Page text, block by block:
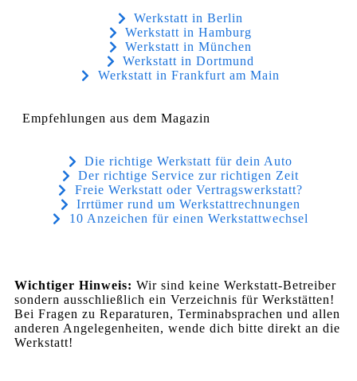
Werkstatt in Berlin
Werkstatt in Hamburg
Werkstatt in München
Werkstatt in Dortmund
Werkstatt in Frankfurt am Main
Empfehlungen aus dem Magazin
Die richtige Werkstatt für dein Auto
Der richtige Service zur richtigen Zeit
Freie Werkstatt oder Vertragswerkstatt?
Irrtümer rund um Werkstattrechnungen
10 Anzeichen für einen Werkstattwechsel
Wichtiger Hinweis: Wir sind keine Werkstatt-Betreiber
sondern ausschließlich ein Verzeichnis für Werkstätten!
Bei Fragen zu Reparaturen, Terminabsprachen und allen
anderen Angelegenheiten, wende dich bitte direkt an die
Werkstatt!